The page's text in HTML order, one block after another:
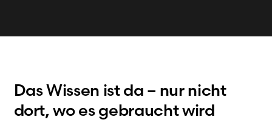
Das Wissen ist da – nur nicht
dort, wo es gebraucht wird